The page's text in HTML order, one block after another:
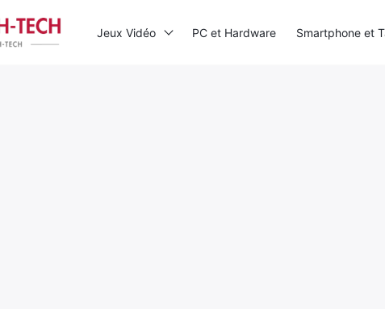
Jeux Vidéo PC et Hardware Smartphone et